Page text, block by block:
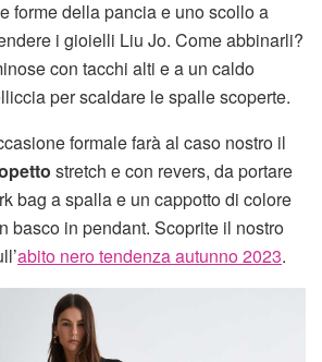
forme della pancia e uno scollo a
i gioielli Liu Jo. Come abbinarli?
con tacchi alti e a un caldo
per scaldare le spalle scoperte.
formale farà al caso nostro il
stretch e con revers, da portare
bag a spalla e un cappotto di colore
basco in pendant. Scoprite il nostro
abito nero tendenza autunno 2023.